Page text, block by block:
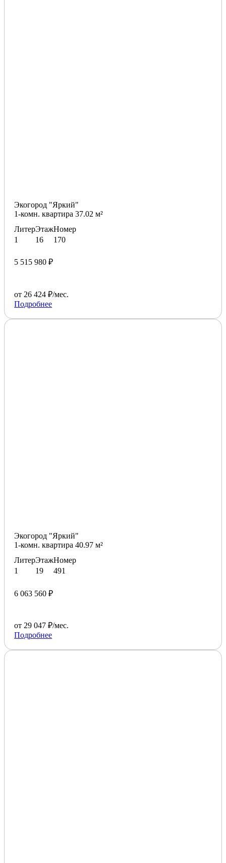
Экогород "Яркий"
1-комн. квартира 37.02 м²
Литер
1
Этаж
16
Номер
170
5 515 980 ₽
от 26 424 ₽/мес.
Подробнее
Экогород "Яркий"
1-комн. квартира 40.97 м²
Литер
1
Этаж
19
Номер
491
6 063 560 ₽
от 29 047 ₽/мес.
Подробнее